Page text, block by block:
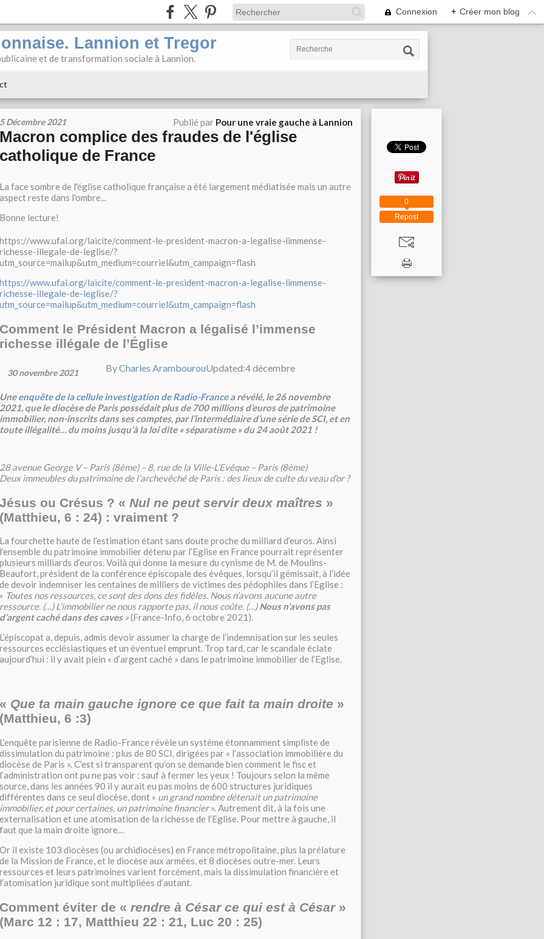
Connexion + Créer mon blog
Lannion et Tregor
et de transformation sociale à Lannion.
5 Décembre 2021 Publié par Pour une vraie gauche à Lannion
Macron complice des fraudes de l'église
catholique de France
La face sombre de l'église catholique française a été largement médiatisée mais un autre
aspect reste dans l'ombre...
Bonne lecture!
https://www.ufal.org/laicite/comment-le-president-macron-a-legalise-limmense-
richesse-illegale-de-leglise/?
utm_source=mailup&utm_medium=courriel&utm_campaign=flash
https://www.ufal.org/laicite/comment-le-president-macron-a-legalise-limmense-
richesse-illegale-de-leglise/?
utm_source=mailup&utm_medium=courriel&utm_campaign=flash
Comment le Président Macron a légalisé l’immense
richesse illégale de l’Église
ByCharles Arambourou
30 novembre 2021 Updated:4 décembre
Uneenquête de la cellule investigation de Radio-Francea révélé, le 26 novembre
2021, que le diocèse de Paris possédait plus de 700 millions d’euros de patrimoine
immobilier, non-inscrits dans ses comptes, par l’intermédiaire d’une série de SCI, et en
toute illégalité… du moins jusqu’à la loi dite « séparatisme » du 24 août 2021 !
28 avenue George V – Paris (8ème) – 8, rue de la Ville-L’Evêque – Paris (8ème)
Deux immeubles du patrimoine de l’archevêché de Paris : des lieux de culte du veau d’or ?
Jésus ou Crésus ? « Nul ne peut servir deux maîtres »
(Matthieu, 6 : 24) : vraiment ?
La fourchette haute de l’estimation étant sans doute proche du milliard d’euros. Ainsi
l’ensemble du patrimoine immobilier détenu par l’Eglise en France pourrait représenter
plusieurs milliards d’euros. Voilà qui donne la mesure du cynisme de M. de Moulins-
Beaufort, président de la conférence épiscopale des évêques, lorsqu’il gémissait, à l’idée
de devoir indemniser les centaines de milliers de victimes des pédophiles dans l’Eglise :
« Toutes nos ressources, ce sont des dons des fidèles. Nous n’avons aucune autre
ressource. (…) L’immobilier ne nous rapporte pas, il nous coûte. (…)Nous n’avons pas
d’argent caché dans des caves»(France-Info, 6 octobre 2021).
L’épiscopat a, depuis, admis devoir assumer la charge de l’indemnisation sur les seules
ressources ecclésiastiques et un éventuel emprunt. Trop tard, car le scandale éclate
aujourd’hui : il y avait plein « d’argent caché » dans le patrimoine immobilier de l’Eglise.
« Que ta main gauche ignore ce que fait ta main droite »
(Matthieu, 6 :3)
L’enquête parisienne de Radio-France révèle un système étonnamment simpliste de
dissimulation du patrimoine : plus de 80 SCI, dirigées par « l’association immobilière du
diocèse de Paris ». C’est si transparent qu’on se demande bien comment le fisc et
l’administration ont pu ne pas voir : sauf à fermer les yeux ! Toujours selon la même
source, dans les années 90 il y aurait eu pas moins de 600 structures juridiques
différentes dans ce seul diocèse, dont « un grand nombre détenait un patrimoine
immobilier, et pour certaines, un patrimoine financier». Autrement dit, à la fois une
externalisation et une atomisation de la richesse de l’Eglise. Pour mettre à gauche, il
faut que la main droite ignore…
Or il existe 103 diocèses (ou archidiocèses) en France métropolitaine, plus la prélature
de la Mission de France, et le diocèse aux armées, et 8 diocèses outre-mer. Leurs
ressources et leurs patrimoines varient forcément, mais la dissimulation financière et
l’atomisation juridique sont multipliées d’autant.
Comment éviter de « rendre à César ce qui est à César»
(Marc 12 : 17, Matthieu 22 : 21, Luc 20 : 25)
Repost
0